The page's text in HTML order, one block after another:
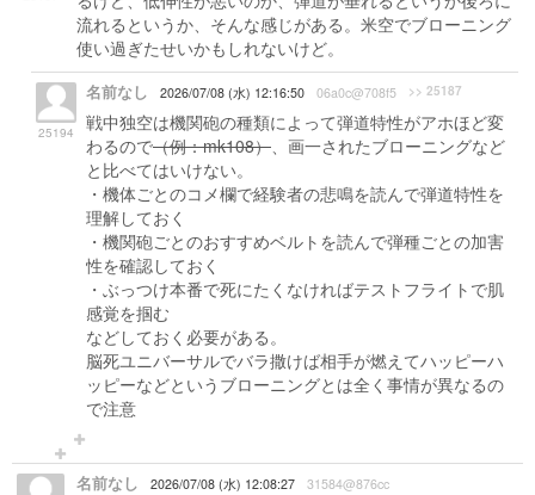
流れるというか、そんな感じがある。米空でブローニング
使い過ぎたせいかもしれないけど。
25194
名前なし 2026/07/08 (水) 12:16:50 06a0c@708f5 >> 25187
戦中独空は機関砲の種類によって弾道特性がアホほど変
わるので（例：mk108）、画一されたブローニングなど
と比べてはいけない。
・機体ごとのコメ欄で経験者の悲鳴を読んで弾道特性を
理解しておく
・機関砲ごとのおすすめベルトを読んで弾種ごとの加害
性を確認しておく
・ぶっつけ本番で死にたくなければテストフライトで肌
感覚を掴む
などしておく必要がある。
脳死ユニバーサルでバラ撒けば相手が燃えてハッピーハ
ッピーなどというブローニングとは全く事情が異なるの
で注意
名前なし 2026/07/08 (水) 12:08:27 31584@876cc